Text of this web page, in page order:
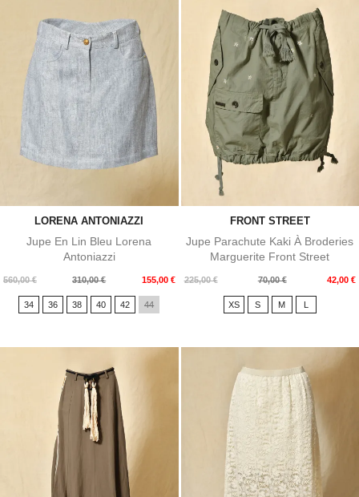
LORENA ANTONIAZZI
Jupe En Lin Bleu Lorena
Antoniazzi
560,00 €
Prix
base
310,00 € 155,00 €
Prix
34 36 38 40 42 44
FRONT STREET
Jupe Parachute Kaki À Broderies
Marguerite Front Street
225,00 €
Prix
70,00 € 42,00 €
Prix
XS S M L